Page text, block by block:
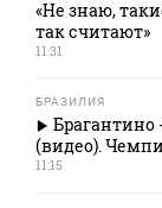
«Не знаю,
так считают»
11:31
БРАЗИЛИЯ
Брагантино
(видео).
11:15